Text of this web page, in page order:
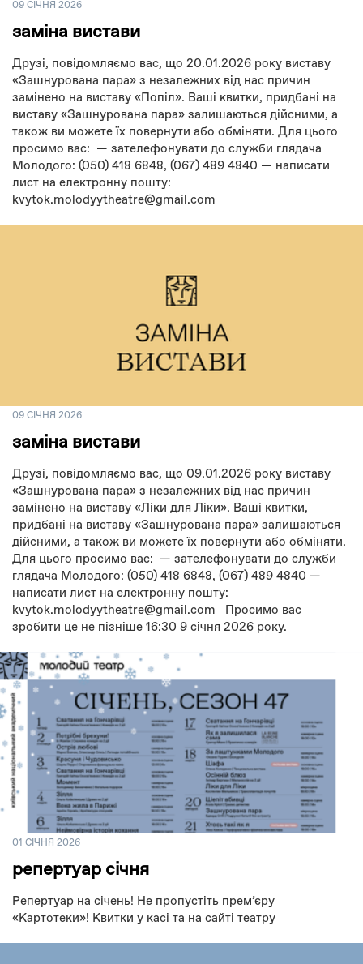
09 СІЧНЯ 2026
заміна вистави
Друзі, повідомляємо вас, що 20.01.2026 року виставу
«Зашнурована пара» з незалежних від нас причин
замінено на виставу «Попіл». Ваші квитки, придбані на
виставу «Зашнурована пара» залишаються дійсними, а
також ви можете їх повернути або обміняти. Для цього
просимо вас: — зателефонувати до служби глядача
Молодого: (050) 418 6848, (067) 489 4840 — написати
лист на електронну пошту:
kvytok.molodyytheatre@gmail.com
09 СІЧНЯ 2026
заміна вистави
Друзі, повідомляємо вас, що 09.01.2026 року виставу
«Зашнурована пара» з незалежних від нас причин
замінено на виставу «Ліки для Ліки». Ваші квитки,
придбані на виставу «Зашнурована пара» залишаються
дійсними, а також ви можете їх повернути або обміняти.
Для цього просимо вас: — зателефонувати до служби
глядача Молодого: (050) 418 6848, (067) 489 4840 —
написати лист на електронну пошту:
kvytok.molodyytheatre@gmail.com Просимо вас
зробити це не пізніше 16:30 9 січня 2026 року.
01 СІЧНЯ 2026
репертуар січня
Репертуар на січень! Не пропустіть премʼєру
«Картотеки»! Квитки у касі та на сайті театру